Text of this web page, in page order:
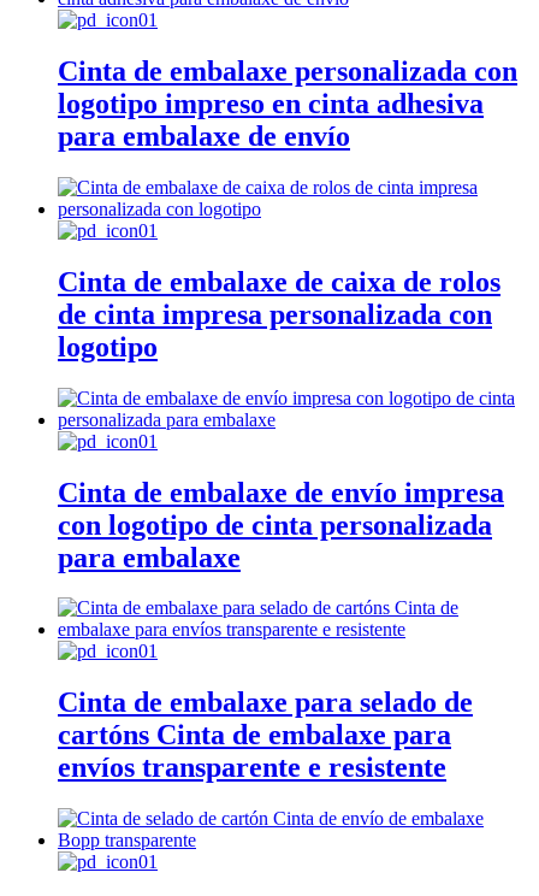
Cinta de embalaxe personalizada con
logotipo impreso en cinta adhesiva
para embalaxe de envío
Cinta de embalaxe de caixa de rolos
de cinta impresa personalizada con
logotipo
Cinta de embalaxe de envío impresa
con logotipo de cinta personalizada
para embalaxe
Cinta de embalaxe para selado de
cartóns Cinta de embalaxe para
envíos transparente e resistente